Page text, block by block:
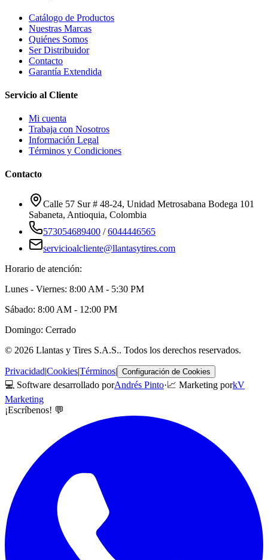
Catálogo de Productos
Nuestras Marcas
Quiénes Somos
Ser Distribuidor
Contacto
Garantía Extendida
Servicio al Cliente
Mi cuenta
Trabaja con Nosotros
Información Legal
Términos y Condiciones
Contacto
Calle 57 Sur # 48-24, Unidad Metrosabana Bodega 101
Sabaneta, Antioquia, Colombia
573054689400 /6044446565
servicioalcliente@llantasytires.com
Horario de atención:
Lunes - Viernes: 8:00 AM - 5:30 PM
Sábado: 8:00 AM - 12:00 PM
Domingo: Cerrado
© 2026 Llantas y Tires S.A.S.. Todos los derechos reservados.
Privacidad|Cookies|Términos| Configuración de Cookies
💻 Software desarrollado porAndrés Pinto·📈 Marketing porkV
Marketing
¡Escríbenos! 💬